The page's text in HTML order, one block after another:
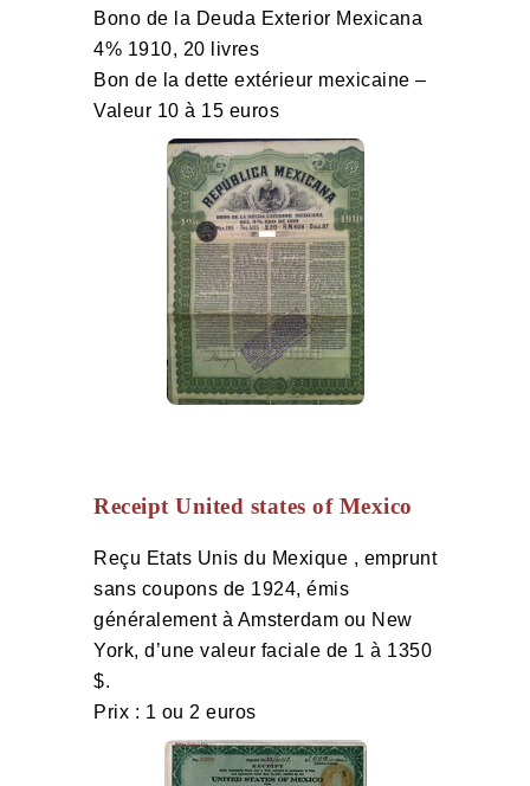
Bono de la Deuda Exterior Mexicana
4% 1910, 20 livres
Bon de la dette extérieur mexicaine –
Valeur 10 à 15 euros
Receipt United states of Mexico
Reçu Etats Unis du Mexique , emprunt
sans coupons de 1924, émis
généralement à Amsterdam ou New
York, d’une valeur faciale de 1 à 1350
$.
Prix : 1 ou 2 euros